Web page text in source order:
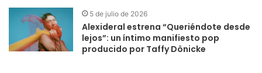
5 de julio de 2026
Alexideral estrena “Queriéndote desde
lejos”: un íntimo manifiesto pop
producido por Taffy Dönicke